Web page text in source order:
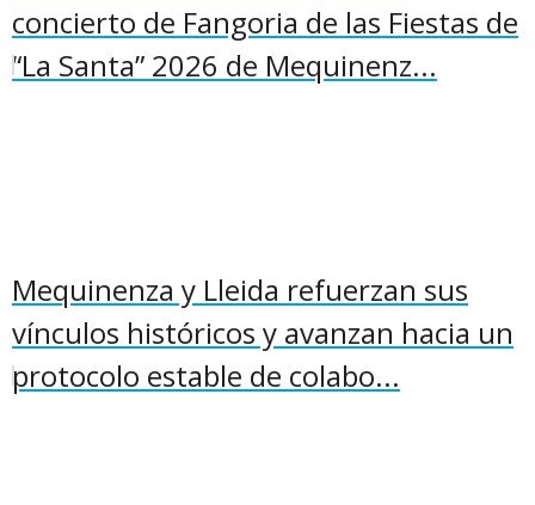
concierto de Fangoria de las Fiestas de
“La Santa” 2026 de Mequinenz...
Mequinenza y Lleida refuerzan sus
vínculos históricos y avanzan hacia un
protocolo estable de colabo...